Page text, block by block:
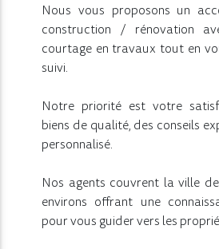
Nous vous proposons un
construction / rénovation
courtage en travaux tout en
suivi.
Notre priorité est votre
biens de qualité, des conseils
personnalisé.
Nos agents couvrent la ville
environs offrant une
pour vous guider vers les